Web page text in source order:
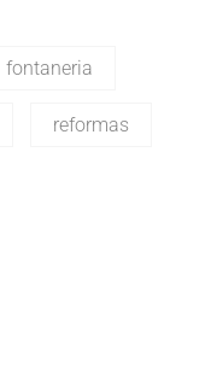
fontaneria
reformas